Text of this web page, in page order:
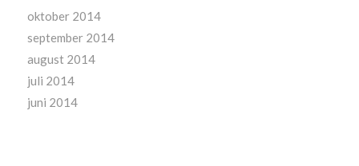
oktober 2014
september 2014
august 2014
juli 2014
juni 2014